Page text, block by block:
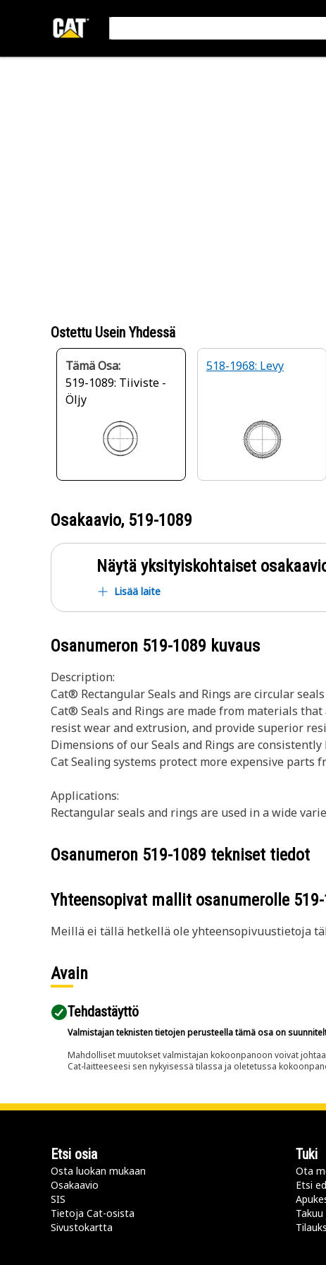
Ostettu Usein Yhdessä
Tämä Osa:
519-1089: Tiiviste -
Öljy
518-1968: Levy
Osakaavio, 519-1089
Näytä yksityiskohtaiset
Lisää laite
Osanumeron 519-1089 kuvaus
Description:
Cat® Rectangular Seals and Rings are circular
Cat® Seals and Rings are made from materials
resist wear and extrusion, and provide superior
Dimensions of our Seals and Rings are
Cat Sealing systems protect more expensive parts
Applications:
Rectangular seals and rings are used in a wide
Osanumeron 519-1089 tekniset tiedot
Yhteensopivat mallit osanumerolle
Meillä ei tällä hetkellä ole yhteensopivuustietoja
Avain
Tehdastäyttö
Valmistajan teknisten tietojen perusteella tämä osa on
Mahdolliset muutokset valmistajan kokoonpanoon voivat
Cat-laitteeseesi sen nykyisessä tilassa ja oletetussa
Etsi osia
Osta luokan mukaan
Osakaavio
SIS
Tietoja Cat-osista
Sivustokartta
Tuki
Ota
Etsi